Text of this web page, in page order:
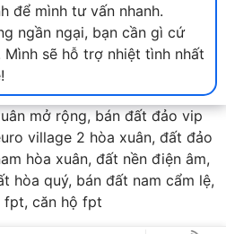
để mình tư vấn nhanh.
ngần ngại, bạn cần gì cứ
Mình sẽ hỗ trợ nhiệt tình nhất
landmap.vn. Phát triển nền
Land Việt Nam.
bán đất nam cầu nguyễn tri
mở rộng, bán đất đảo vip
village 2 hòa xuân, đất đảo
hòa xuân, đất nền điện âm,
hòa quý, bán đất nam cẩm lệ,
fpt, căn hộ fpt